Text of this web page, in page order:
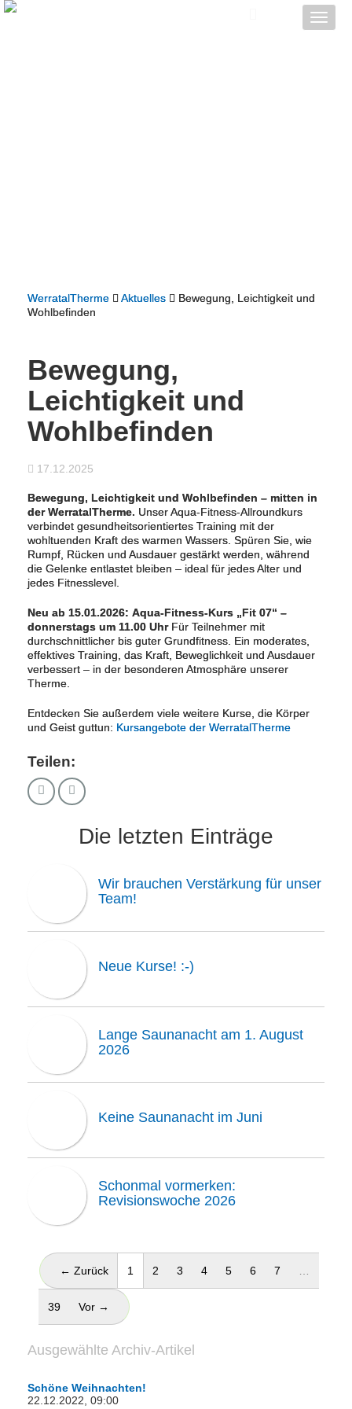
Toggle
WerratalTherme Aktuelles
Bewegung, Leichtigkeit und
Wohlbefinden
Bewegung,
Leichtigkeit und
Wohlbefinden
17.12.2025
Bewegung, Leichtigkeit und Wohlbefinden – mitten in
der WerratalTherme. Unser Aqua-Fitness-Allroundkurs
verbindet gesundheitsorientiertes Training mit der
wohltuenden Kraft des warmen Wassers. Spüren Sie, wie
Rumpf, Rücken und Ausdauer gestärkt werden, während
die Gelenke entlastet bleiben – ideal für jedes Alter und
jedes Fitnesslevel.
Neu ab 15.01.2026: Aqua-Fitness-Kurs „Fit 07“ –
donnerstags um 11.00 UhrFür Teilnehmer mit
durchschnittlicher bis guter Grundfitness. Ein moderates,
effektives Training, das Kraft, Beweglichkeit und Ausdauer
verbessert – in der besonderen Atmosphäre unserer
Therme.
Entdecken Sie außerdem viele weitere Kurse, die Körper
und Geist guttun: Kursangebote der WerratalTherme
Teilen:
Die letzten Einträge
Wir brauchen Verstärkung für unser
Team!
Neue Kurse! :-)
Lange Saunanacht am 1. August
2026
Keine Saunanacht im Juni
Schonmal vormerken:
Revisionswoche 2026
← Zurück 1 (aktuell)
2 3 4 5 6 7
39 Vor →
Ausgewählte Archiv-Artikel
Schöne Weihnachten!
22.12.2022, 09:00